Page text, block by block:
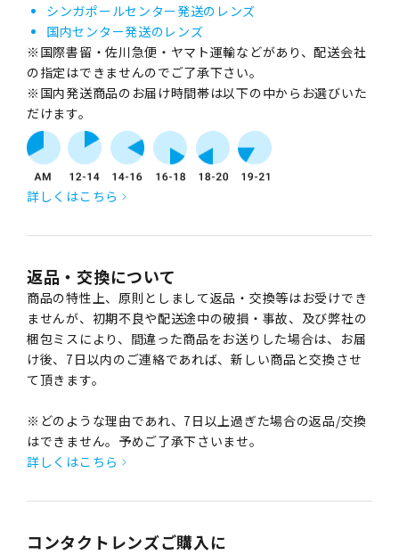
シンガポールセンター発送のレンズ
国内センター発送のレンズ
※国際書留・佐川急便・ヤマト運輸などがあり、配送会社
の指定はできませんのでご了承下さい。
※国内発送商品のお届け時間帯は以下の中からお選びいた
だけます。
詳しくはこちら
返品・交換について
商品の特性上、原則としまして返品・交換等はお受けでき
ませんが、初期不良や配送途中の破損・事故、及び弊社の
梱包ミスにより、間違った商品をお送りした場合は、お届
け後、7日以内のご連絡であれば、新しい商品と交換させ
て頂きます。
※どのような理由であれ、7日以上過ぎた場合の返品/交換
はできません。予めご了承下さいませ。
詳しくはこちら
コンタクトレンズご購入に